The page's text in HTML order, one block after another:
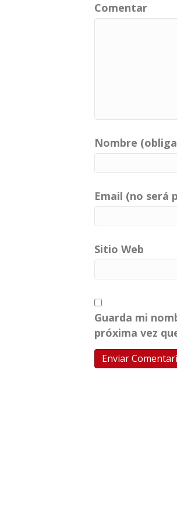
Comentar
Nombre
Email (no será
Sitio Web
Guarda mi
próxima vez